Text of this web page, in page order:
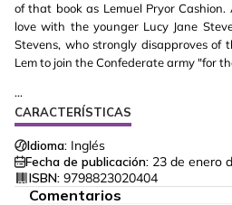
of that book as Lemuel Pryor
love with the younger Lucy Jane
Stevens, who strongly disapproves of
Lem to join the Confederate army "for
...
CARACTERÍSTICAS
Idioma: Inglés
Fecha de publicación: 23 de enero
ISBN: 9798823020404
Comentarios